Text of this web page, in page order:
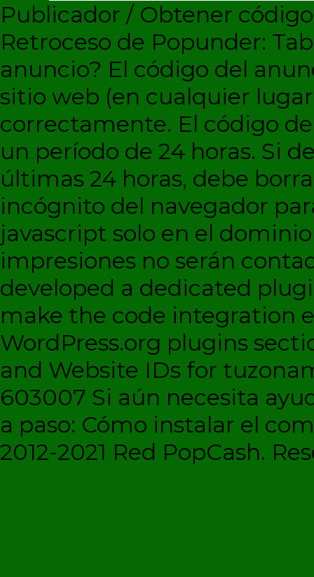
Publicador / Obtener
Retroceso de Popunder:
anuncio? El código del
sitio web (en cualquier
correctamente. El código
un período de 24 horas. Si
últimas 24 horas, debe
incógnito del navegador
javascript solo en el
impresiones no serán
developed a dedicated
make the code integration
WordPress.org plugins
and Website IDs for
603007 Si aún necesita
a paso: Cómo instalar el
2012-2021 Red PopCash.